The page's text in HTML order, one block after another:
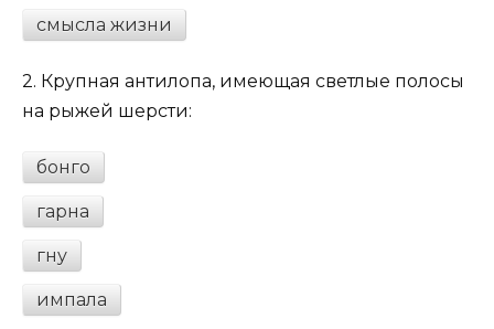
смысла жизни
2. Крупная антилопа, имеющая светлые полосы
на рыжей шерсти:
бонго
гарна
гну
импала